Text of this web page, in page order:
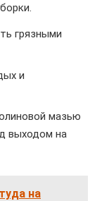
грязными
и
мазью
выходом на
на